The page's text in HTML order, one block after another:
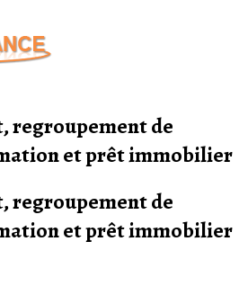
regroupement de
et prêt immobilier
regroupement de
et prêt immobilier